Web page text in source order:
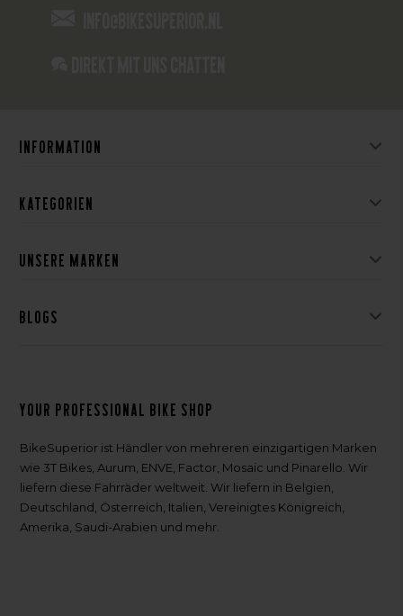
Information
Kategorien
Unsere Marken
Blogs
Your professional bike shop
BikeSuperior ist Händler von mehreren einzigartigen Marken
wie 3T Bikes, Aurum, ENVE, Factor, Mosaic und Pinarello. Wir
liefern diese Fahrräder weltweit. Wir liefern in Belgien,
Deutschland, Österreich, Italien, Vereinigtes Königreich,
Amerika, Saudi-Arabien und mehr.